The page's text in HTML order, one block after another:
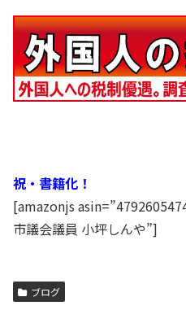
祝・書籍化！
[amazonjs
市議会議員 小坪しんや”]
ブログ